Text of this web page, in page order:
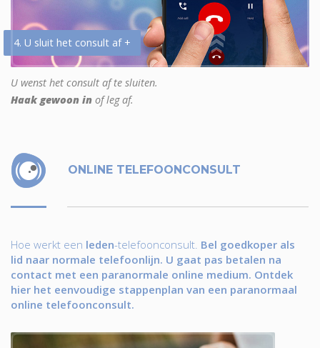
4. U sluit het consult af +
U wenst het consult af te sluiten.
Haak gewoon in of leg af.
ONLINE TELEFOONCONSULT
Hoe werkt een leden-telefoonconsult. Bel goedkoper als
lid naar normale telefoonlijn. U gaat pas betalen na
contact met een paranormale online medium. Ontdek
hier het eenvoudige stappenplan van een paranormaal
online telefoonconsult.